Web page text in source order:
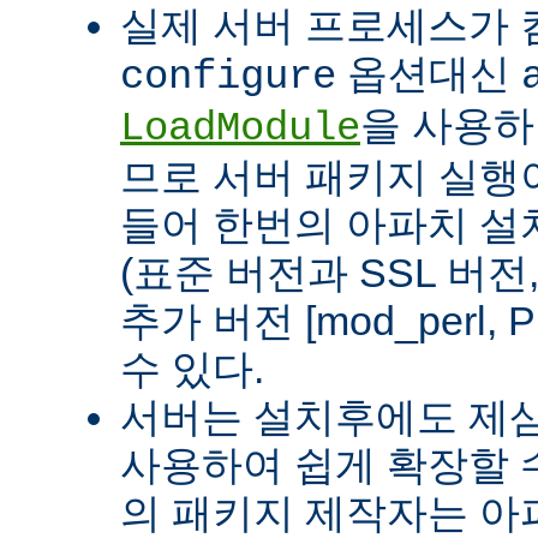
실제 서버 프로세스가
configure 옵션대신
LoadModule을 사용
므로 서버 패키지 실행
들어 한번의 아파치 설
(표준 버전과 SSL 버
추가 버전 [mod_perl,
수 있다.
서버는 설치후에도 제
사용하여 쉽게 확장할
의 패키지 제작자는 아